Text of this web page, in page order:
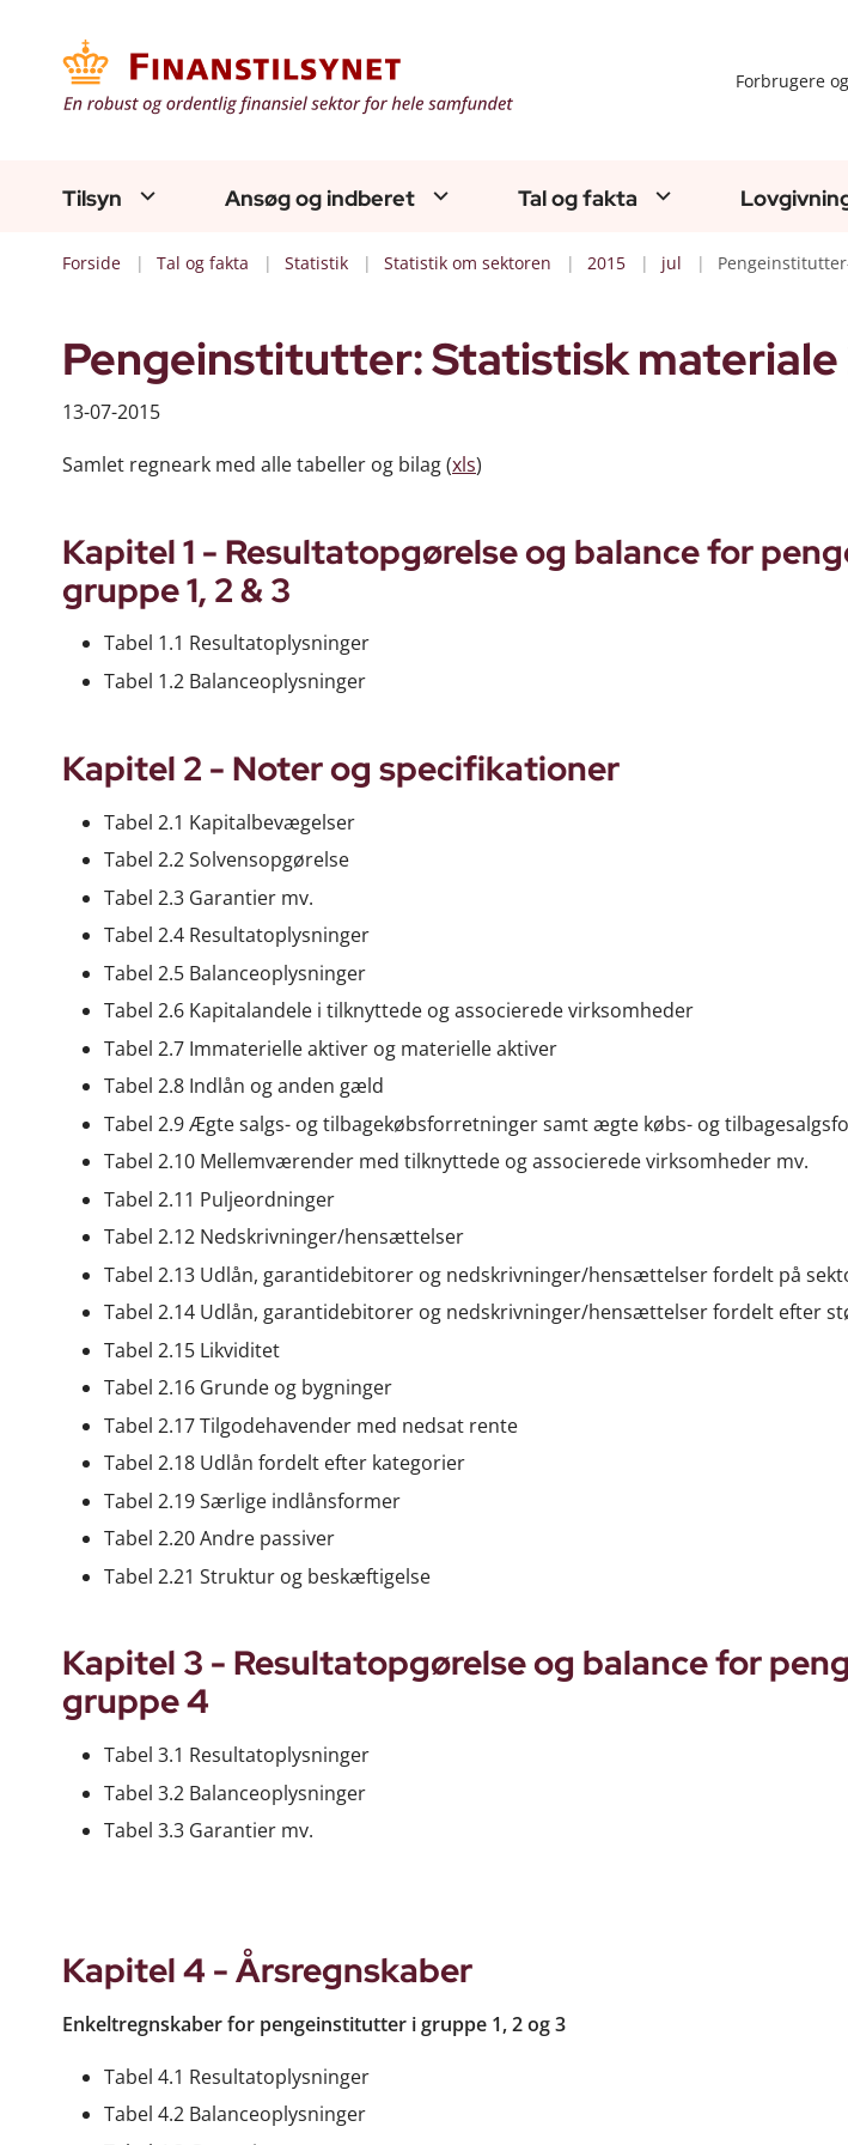
Forbrugere
Tilsyn Ansøg og indberet Tal og fakta
Forside Tal og fakta Statistik Statistik om sektoren 2015 jul
Pengeinstitutter: Statistisk materiale
13-07-2015
Samlet regneark med alle tabeller og bilag (xls)
Kapitel 1 - Resultatopgørelse og balance for
gruppe 1, 2 & 3
Tabel 1.1 Resultatoplysninger
Tabel 1.2 Balanceoplysninger
Kapitel 2 - Noter og specifikationer
Tabel 2.1 Kapitalbevægelser
Tabel 2.2 Solvensopgørelse
Tabel 2.3 Garantier mv.
Tabel 2.4 Resultatoplysninger
Tabel 2.5 Balanceoplysninger
Tabel 2.6 Kapitalandele i tilknyttede og associerede virksomheder
Tabel 2.7 Immaterielle aktiver og materielle aktiver
Tabel 2.8 Indlån og anden gæld
Tabel 2.9 Ægte salgs- og tilbagekøbsforretninger samt ægte købs- og
Tabel 2.10 Mellemværender med tilknyttede og associerede virksomheder mv.
Tabel 2.11 Puljeordninger
Tabel 2.12 Nedskrivninger/hensættelser
Tabel 2.13 Udlån, garantidebitorer og nedskrivninger/hensættelser fordelt på
Tabel 2.14 Udlån, garantidebitorer og nedskrivninger/hensættelser fordelt efter
Tabel 2.15 Likviditet
Tabel 2.16 Grunde og bygninger
Tabel 2.17 Tilgodehavender med nedsat rente
Tabel 2.18 Udlån fordelt efter kategorier
Tabel 2.19 Særlige indlånsformer
Tabel 2.20 Andre passiver
Tabel 2.21 Struktur og beskæftigelse
Kapitel 3 - Resultatopgørelse og balance for
gruppe 4
Tabel 3.1 Resultatoplysninger
Tabel 3.2 Balanceoplysninger
Tabel 3.3 Garantier mv.
Kapitel 4 - Årsregnskaber
Enkeltregnskaber for pengeinstitutter i gruppe 1, 2 og 3
Tabel 4.1 Resultatoplysninger
Tabel 4.2 Balanceoplysninger